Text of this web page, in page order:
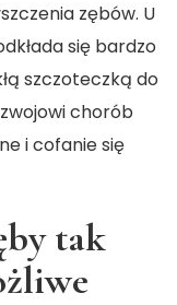
zębów. U
się bardzo
szczoteczką do
chorób
i cofanie się
tak